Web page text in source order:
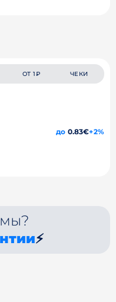
ОТ 1₽ ЧЕКИ
до 0.83€+2%
⚡